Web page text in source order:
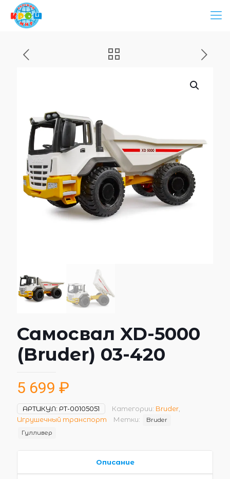
Самосвал XD-5000
(Bruder) 03-420
5 699 ₽
АРТИКУЛ: РТ-00105051 Категории: Bruder
Игрушечный транспорт
Метки:
Bruder
Гулливер
Описание